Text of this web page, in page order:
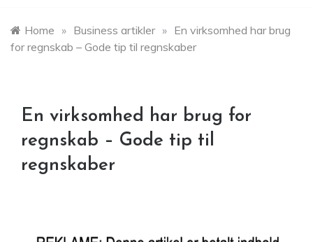
Home » Business artikler » En virksomhed har brug
for regnskab – Gode tip til regnskaber
En virksomhed har brug for
regnskab – Gode tip til
regnskaber